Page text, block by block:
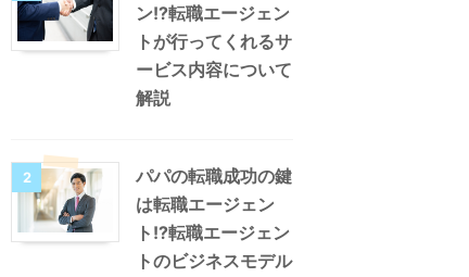
ン!?転職エージェン
トが行ってくれるサ
ービス内容について
解説
2
パパの転職成功の鍵
は転職エージェン
ト!?転職エージェン
トのビジネスモデル